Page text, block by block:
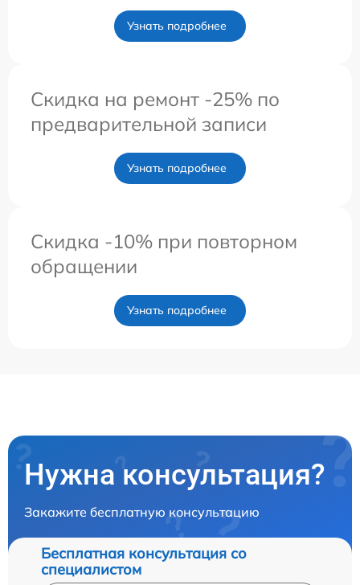
Узнать подробнее
Скидка на ремонт -25% по
предварительной записи
Узнать подробнее
Скидка -10% при повторном
обращении
Узнать подробнее
Нужна консультация?
Закажите бесплатную консультацию
Бесплатная консультация со
специалистом